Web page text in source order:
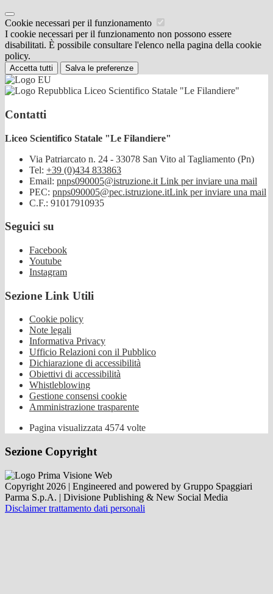
Cookie necessari per il funzionamento
I cookie necessari per il funzionamento non possono essere
disabilitati. È possibile consultare l'elenco nella pagina della cookie
policy.
Accetta tutti Salva le preferenze
Liceo Scientifico Statale "Le Filandiere"
Contatti
Liceo Scientifico Statale "Le Filandiere"
Via Patriarcato n. 24 - 33078 San Vito al Tagliamento (Pn)
Tel: +39 (0)434 833863
Email: pnps090005@istruzione.it Link per inviare una mail
PEC: pnps090005@pec.istruzione.itLink per inviare una mail
C.F.: 91017910935
Seguici su
Facebook
Youtube
Instagram
Sezione Link Utili
Cookie policy
Note legali
Informativa Privacy
Ufficio Relazioni con il Pubblico
Dichiarazione di accessibilità
Obiettivi di accessibilità
Whistleblowing
Gestione consensi cookie
Amministrazione trasparente
Pagina visualizzata 4574 volte
Sezione Copyright
Copyright 2026 | Engineered and powered by Gruppo Spaggiari
Parma S.p.A. | Divisione Publishing & New Social Media
Disclaimer trattamento dati personali